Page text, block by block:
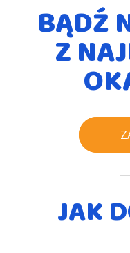
BĄDŹ
Z
JAK